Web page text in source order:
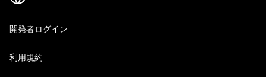
開発者ログイン
利用規約